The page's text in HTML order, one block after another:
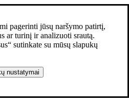
pagerinti jūsų naršymo patirtį,
ar turinį ir analizuoti srautą.
sutinkate su mūsų slapukų
nustatymai